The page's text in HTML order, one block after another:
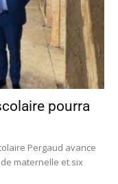
pourra
Pergaud avance
maternelle et six